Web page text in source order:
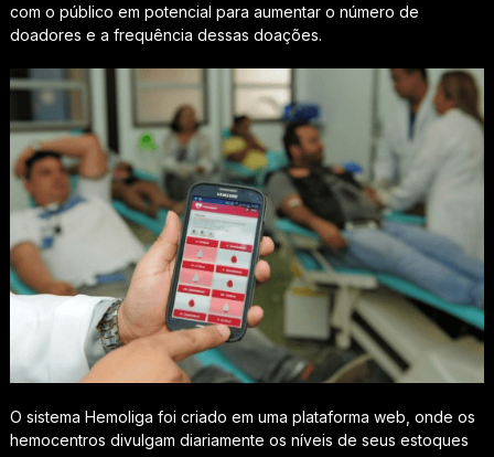
com o público em potencial para aumentar o número de
doadores e a frequência dessas doações.
O sistema Hemoliga foi criado em uma plataforma web, onde os
hemocentros divulgam diariamente os níveis de seus estoques